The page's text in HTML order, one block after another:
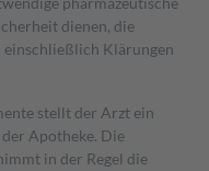
dienen, die
Klärungen
stellt der Arzt ein
Apotheke. Die
in der Regel die